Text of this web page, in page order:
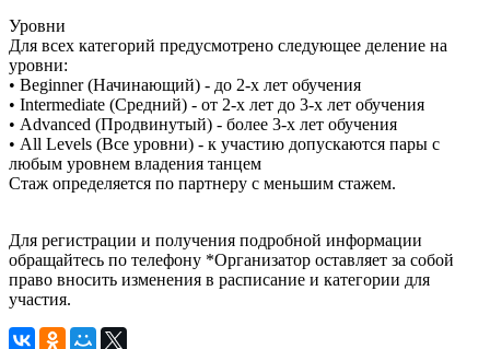
Уровни
Для всех категорий предусмотрено следующее деление на
уровни:
• Beginner (Начинающий) - до 2-х лет обучения
• Intermediate (Средний) - от 2-х лет до 3-х лет обучения
• Advanced (Продвинутый) - более 3-х лет обучения
• All Levels (Все уровни) - к участию допускаются пары с
любым уровнем владения танцем
Стаж определяется по партнеру с меньшим стажем.
Для регистрации и получения подробной информации
обращайтесь по телефону *Организатор оставляет за собой
право вносить изменения в расписание и категории для
участия.